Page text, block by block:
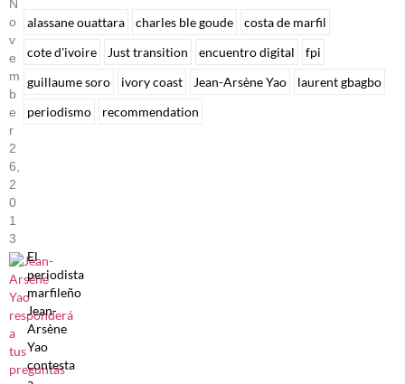
N
O
V
E
M
B
E
R
2
6,
2
0
1
3
El
periodista
marfileño
Jean-
Arsène
Yao
contesta
alassane ouattara charles ble goude
costa de marfil
cote d'ivoire
Just transition encuentro digital
fpi
guillaume soro
ivory coast Jean-Arsène Yao
laurent gbagbo
periodismo
recommendation